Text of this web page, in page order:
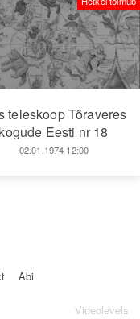
teleskoop Tõraveres
Eesti nr 18
02.01.1974 12:00
Abi
Videolevels